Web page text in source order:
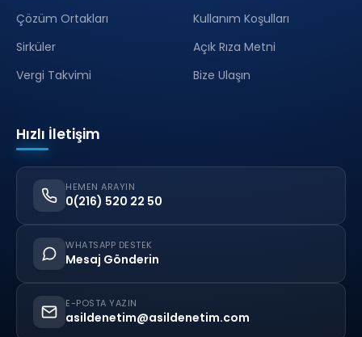
Çözüm Ortakları
Sirküler
Vergi Takvimi
Kullanım Koşulları
Açık Rıza Metni
Bize Ulaşın
Hızlı İletişim
HEMEN ARAYIN
0(216) 520 22 50
WHATSAPP DESTEK
Mesaj Gönderin
E-POSTA YAZIN
asildenetim@asildenetim.com